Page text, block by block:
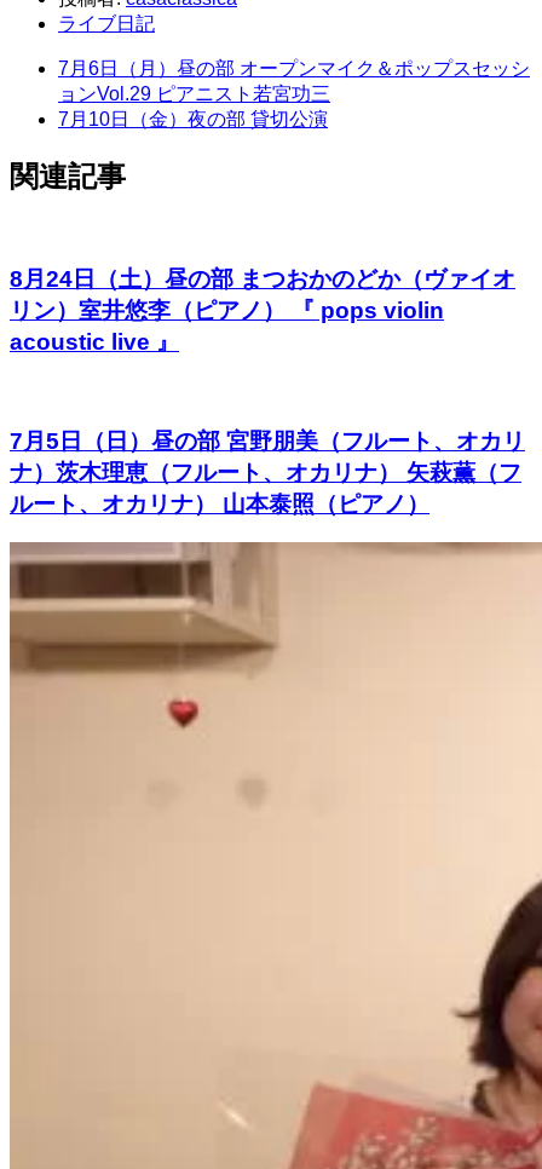
ライブ日記
7月6日（月）昼の部 オープンマイク＆ポップスセッシ
ョンVol.29 ピアニスト若宮功三
7月10日（金）夜の部 貸切公演
関連記事
8月24日（土）昼の部 まつおかのどか（ヴァイオ
リン）室井悠李（ピアノ） 『 pops violin
acoustic live 』
7月5日（日）昼の部 宮野朋美（フルート、オカリ
ナ）茨木理恵（フルート、オカリナ） 矢萩薫（フ
ルート、オカリナ） 山本泰照（ピアノ）